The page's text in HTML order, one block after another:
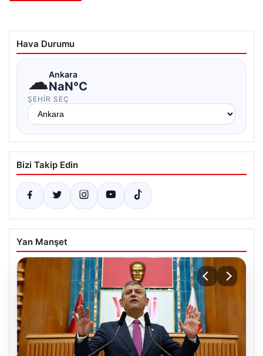
Hava Durumu
☁Ankara
NaN°C
ŞEHIR SEÇ
Bizi Takip Edin
Yan Manşet